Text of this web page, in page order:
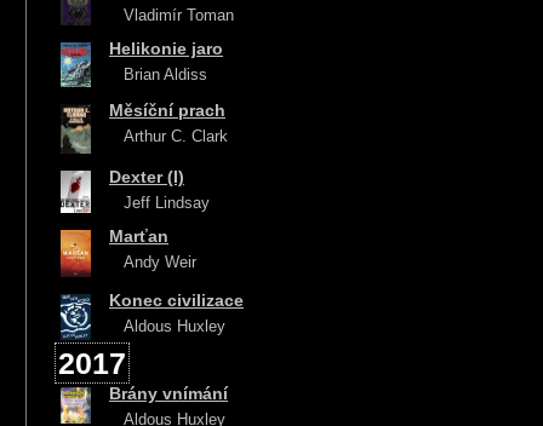
Vladimír Toman
Helikonie jaro
Brian Aldiss
Měsíční prach
Arthur C. Clark
Dexter (I)
Jeff Lindsay
Marťan
Andy Weir
Konec civilizace
Aldous Huxley
2017
Brány vnímání
Aldous Huxley